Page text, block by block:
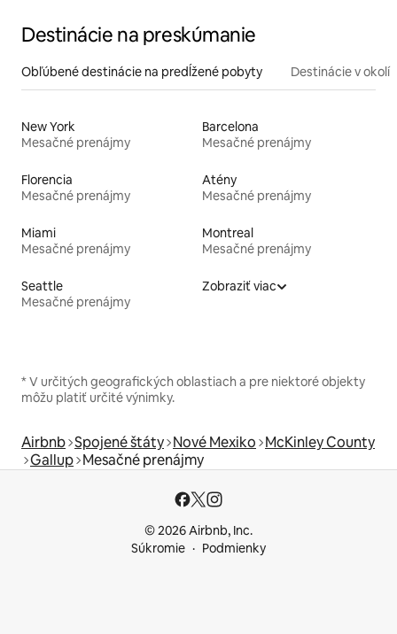
Destinácie na preskúmanie
Obľúbené destinácie na predĺžené pobyty Destinácie v okolí
New York
Mesačné prenájmy
Barcelona
Mesačné prenájmy
Florencia
Mesačné prenájmy
Atény
Mesačné prenájmy
Miami
Mesačné prenájmy
Montreal
Mesačné prenájmy
Seattle
Mesačné prenájmy
Zobraziť viac
* V určitých geografických oblastiach a pre niektoré objekty
môžu platiť určité výnimky.
Airbnb Spojené štáty Nové Mexiko McKinley County
Gallup Mesačné prenájmy
© 2026 Airbnb, Inc.
Súkromie
Podmienky